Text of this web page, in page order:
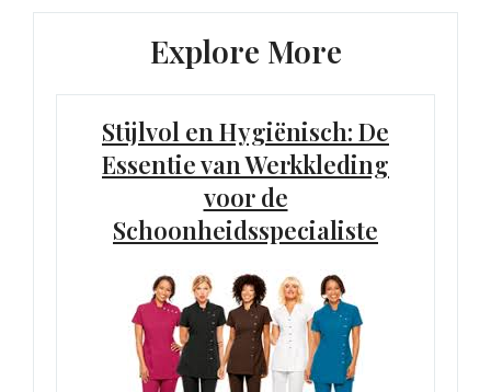
Explore More
Stijlvol en Hygiënisch: De
Essentie van Werkkleding
voor de
Schoonheidsspecialiste